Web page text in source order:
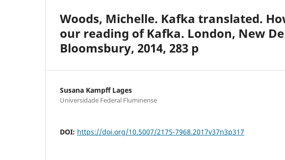
Woods, Michelle. Kafka translated.
our reading of Kafka. London, New
Bloomsbury, 2014, 283 p
Susana Kampff Lages
Universidade Federal Fluminense
DOI: https://doi.org/10.5007/2175-7968.2017v37n3p317